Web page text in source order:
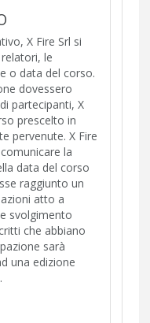
X Fire Srl si
le
o data del corso.
dovessero
partecipanti, X
prescelto in
pervenute. X Fire
la
data del corso
raggiunto un
atto a
svolgimento
che abbiano
sarà
una edizione